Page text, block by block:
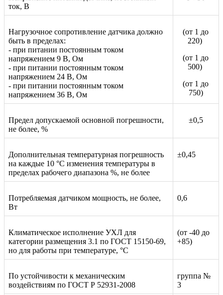
ток, В
Нагрузочное сопротивление датчика должно
быть в пределах:
- при питании постоянным током
напряжением 9 В, Ом
- при питании постоянным током
напряжением 24 В, Ом
- при питании постоянным током
напряжением 36 В, Ом
(от 1 до
220)
(от 1 до
500)
(от 1 до
750)
Предел допускаемой основной погрешности,
не более, %
±0,5
Дополнительная температурная погрешность
на каждые 10 °С изменения температуры в
пределах рабочего диапазона %, не более
±0,45
Потребляемая датчиком мощность, не более,
Вт
0,6
Климатическое исполнение УХЛ для
категории размещения 3.1 по ГОСТ 15150-69,
но для работы при температуре, °С
(от -40 до
+85)
По устойчивости к механическим
воздействиям по ГОСТ Р 52931-2008
группа №
3